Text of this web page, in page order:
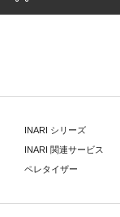
INARI シリーズ
INARI 関連サービス
ペレタイザー